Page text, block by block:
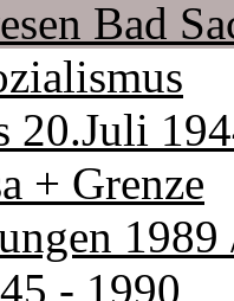
Bad
20.Juli
+ Grenze
1989
- 1990